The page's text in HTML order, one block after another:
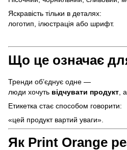
Яскравість тільки в деталях:
логотип, ілюстрація або шрифт.
Що це означає
Тренди об’єднує одне —
люди хочуть відчувати продукт ,
Етикетка стає способом говорити:
«цей продукт вартий уваги».
Як Print Orange